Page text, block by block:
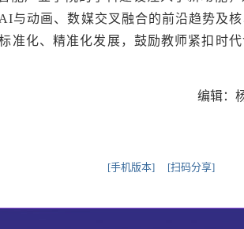
与动画、数媒交叉融合的前沿趋势及
准化、精准化发展，鼓励教师紧扣时
编辑：
[手机版本] [扫码分享]